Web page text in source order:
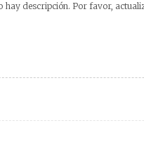
hay descripción. Por favor,